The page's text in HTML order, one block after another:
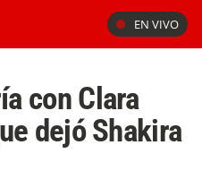
EN VIVO
con Clara
dejó Shakira